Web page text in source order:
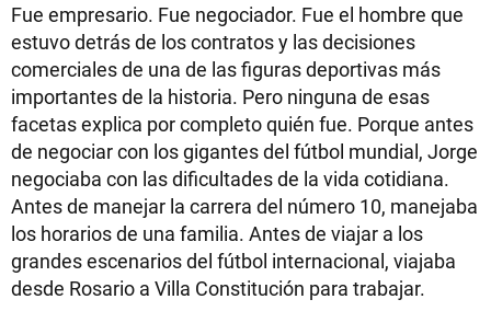
Fue empresario. Fue negociador. Fue el hombre que
estuvo detrás de los contratos y las decisiones
comerciales de una de las figuras deportivas más
importantes de la historia. Pero ninguna de esas
facetas explica por completo quién fue. Porque antes
de negociar con los gigantes del fútbol mundial, Jorge
negociaba con las dificultades de la vida cotidiana.
Antes de manejar la carrera del número 10, manejaba
los horarios de una familia. Antes de viajar a los
grandes escenarios del fútbol internacional, viajaba
desde Rosario a Villa Constitución para trabajar.